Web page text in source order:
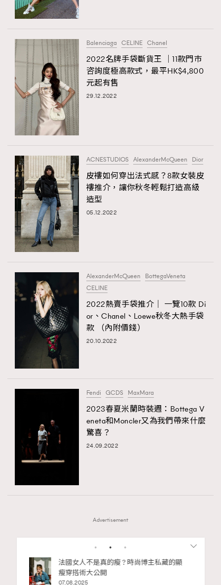
Balenciaga CELINE Chanel
2022名牌手袋斷貨王 ｜11款門巿
咨詢度極高款式，最平HK$4,800
元起有售
29.12.2022
ACNESTUDIOS AlexanderMcQueen Dior
皮褸如何穿出法式感？8款女裝皮
褸推介，讓你秋冬輕鬆打造高級
造型
05.12.2022
AlexanderMcQueen
BottegaVeneta
CELINE
2022熱賣手袋推介｜ 一覽10款 Di
or、Chanel、Loewe秋冬大熱手袋
款 （內附價錢）
20.10.2022
Fendi GCDS MaxMara
2023春夏米蘭時裝週：Bottega V
eneta和Moncler又為我們帶來什麼
驚喜？
24.09.2022
Advertisement
1 2 3
真的瘦 ? 時尚博主私藏的顯
別再用酒精消毒皮革！6個清